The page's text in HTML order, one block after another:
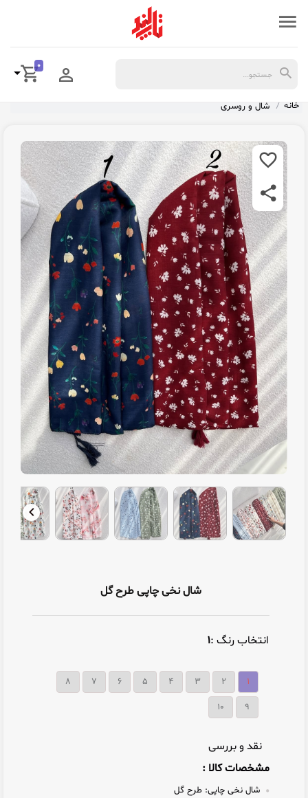
0
خانه شال و روسری
شال نخی چاپی طرح گل
انتخاب رنگ :1
1
2
3
4
5
6
7
8
9
10
نقد و بررسی
مشخصات کالا :
شال نخی چاپی: طرح گل